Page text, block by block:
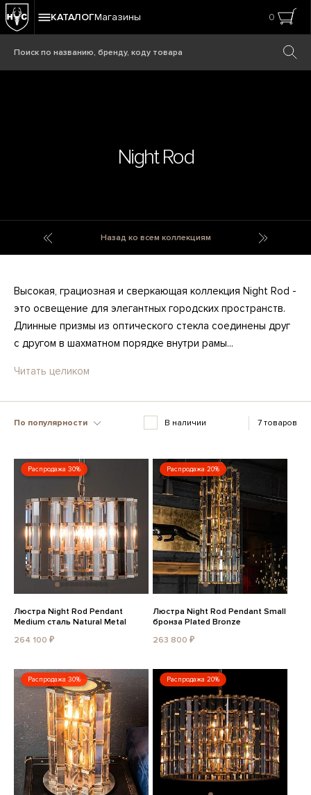
КАТАЛОГМагазины 0
Night Rod
Назад ко всем коллекциям
Высокая, грациозная и сверкающая коллекция Night Rod -
это освещение для элегантных городских пространств.
Длинные призмы из оптического стекла соединены друг
с другом в шахматном порядке внутри рамы...
Читать целиком
По популярности В наличии 7 товаров
Распродажа 30%
Люстра Night Rod Pendant
Medium сталь Natural Metal
264 100 ₽
Распродажа 20%
Люстра Night Rod Pendant Small
бронза Plated Bronze
263 800 ₽
Распродажа 30% Распродажа 20%